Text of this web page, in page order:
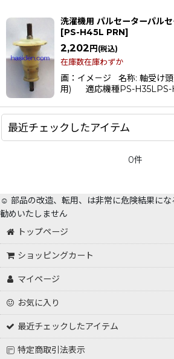
在庫あり
並び順:
絞り込む
洗濯機用 パルセーターパル
[PS-H45L PRN]
2,202円 (税込)
在庫数在庫わずか
画：イメ－ジ 名称: 軸受け
用) 適応機種PS-H35LPS-
最近チェックしたアイテム
0件
☺️ 部品の改造、転用、は非常に危険結果に
勧めいたしません
トップページ
ショッピングカート
マイページ
お気に入り
最近チェックしたアイテム
特定商取引法表示